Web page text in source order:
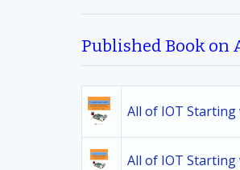
Published Book on
All of IOT Starting
All of IOT Starting